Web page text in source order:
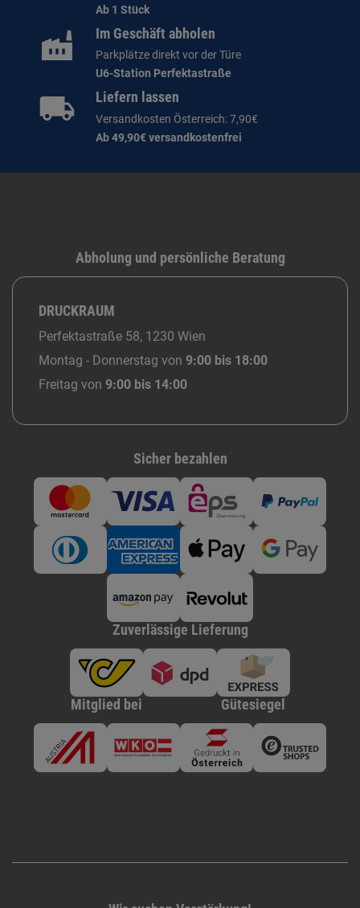
Ab 1 Stück
Im Geschäft abholen
Parkplätze direkt vor der Türe
U6-Station Perfektastraße
Liefern lassen
Versandkosten Österreich: 7,90€
Ab 49,90€ versandkostenfrei
Abholung und persönliche Beratung
DRUCKRAUM
Perfektastraße 58, 1230 Wien
Montag - Donnerstag von 9:00 bis 18:00
Freitag von 9:00 bis 14:00
Sicher bezahlen
Zuverlässige Lieferung
Mitglied bei Gütesiegel